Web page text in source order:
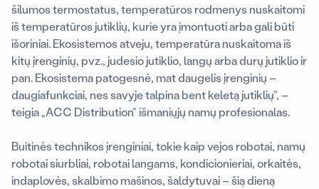
šilumos termostatus, temperatūros rodmenys nuskaitomi
iš temperatūros jutiklių, kurie yra įmontuoti arba gali būti
išoriniai. Ekosistemos atveju, temperatūra nuskaitoma iš
kitų įrenginių, pvz., judesio jutiklio, langų arba durų jutiklio ir
pan. Ekosistema patogesnė, mat daugelis įrenginių –
daugiafunkciai, nes savyje talpina bent keletą jutiklių“, –
teigia „ACC Distribution“ išmaniųjų namų profesionalas.
Buitinės technikos įrenginiai, tokie kaip vejos robotai, namų
robotai siurbliai, robotai langams, kondicionieriai, orkaitės,
indaplovės, skalbimo mašinos, šaldytuvai – šią dieną